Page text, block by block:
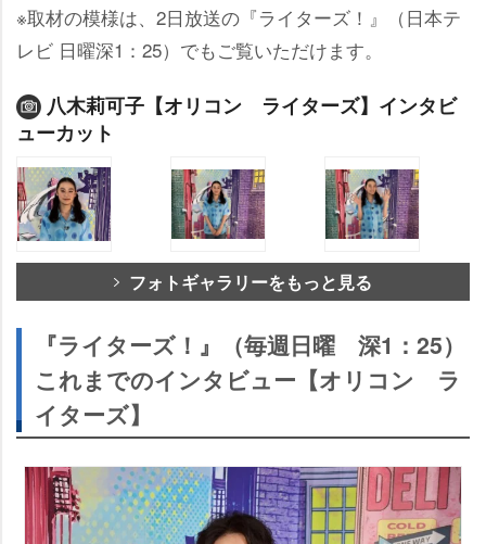
※取材の模様は、2日放送の『ライターズ！』（日本テ
レビ 日曜深1：25）でもご覧いただけます。
八木莉可子【オリコン ライターズ】インタビ
ューカット
フォトギャラリーをもっと見る
『ライターズ！』（毎週日曜 深1：25）
これまでのインタビュー【オリコン ラ
イターズ】